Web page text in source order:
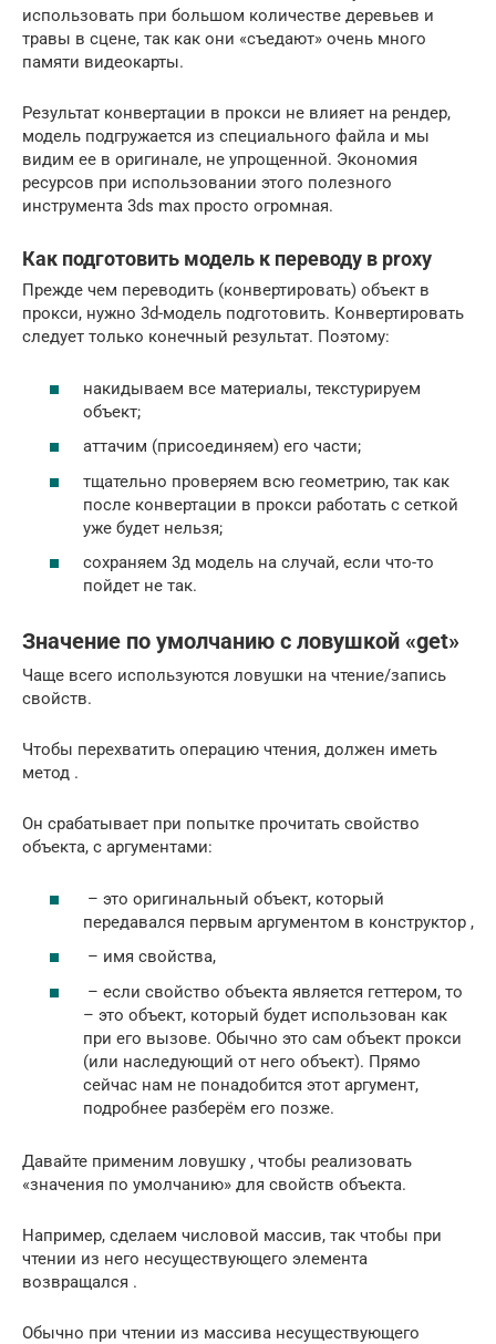
использовать при большом количестве деревьев и
травы в сцене, так как они «съедают» очень много
памяти видеокарты.
Результат конвертации в прокси не влияет на рендер,
модель подгружается из специального файла и мы
видим ее в оригинале, не упрощенной. Экономия
ресурсов при использовании этого полезного
инструмента 3ds max просто огромная.
Как подготовить модель к переводу в proxy
Прежде чем переводить (конвертировать) объект в
прокси, нужно 3d-модель подготовить. Конвертировать
следует только конечный результат. Поэтому:
накидываем все материалы, текстурируем
объект;
аттачим (присоединяем) его части;
тщательно проверяем всю геометрию, так как
после конвертации в прокси работать с сеткой
уже будет нельзя;
сохраняем 3д модель на случай, если что-то
пойдет не так.
Значение по умолчанию с ловушкой «get»
Чаще всего используются ловушки на чтение/запись
свойств.
Чтобы перехватить операцию чтения, должен иметь
метод .
Он срабатывает при попытке прочитать свойство
объекта, с аргументами:
– это оригинальный объект, который
передавался первым аргументом в конструктор ,
– имя свойства,
– если свойство объекта является геттером, то
– это объект, который будет использован как
при его вызове. Обычно это сам объект прокси
(или наследующий от него объект). Прямо
сейчас нам не понадобится этот аргумент,
подробнее разберём его позже.
Давайте применим ловушку , чтобы реализовать
«значения по умолчанию» для свойств объекта.
Например, сделаем числовой массив, так чтобы при
чтении из него несуществующего элемента
возвращался .
Обычно при чтении из массива несуществующего